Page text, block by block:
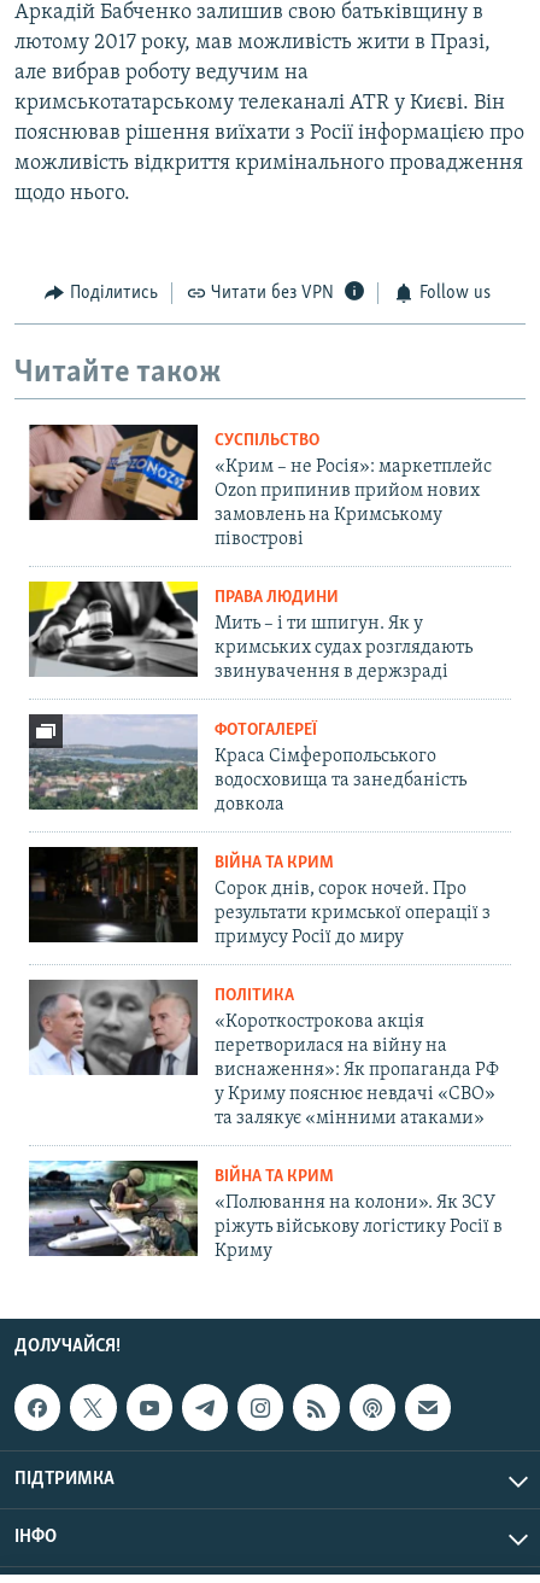
Аркадій Бабченко залишив свою батьківщину в
лютому 2017 року, мав можливість жити в Празі,
але вибрав роботу ведучим на
кримськотатарському телеканалі ATR у Києві. Він
пояснював рішення виїхати з Росії інформацією про
можливість відкриття кримінального провадження
щодо нього.
Поділитись Читати без VPN Follow us
Читайте також
СУСПІЛЬСТВО
«Крим – не Росія»: маркетплейс
Ozon припинив прийом нових
замовлень на Кримському
півострові
ПРАВА ЛЮДИНИ
Мить – і ти шпигун. Як у
кримських судах розглядають
звинувачення в держзраді
ФОТОГАЛЕРЕЇ
Краса Сімферопольського
водосховища та занедбаність
довкола
ВІЙНА ТА КРИМ
Сорок днів, сорок ночей. Про
результати кримської операції з
примусу Росії до миру
ПОЛІТИКА
«Короткострокова акція
перетворилася на війну на
виснаження»: Як пропаганда РФ
у Криму пояснює невдачі «СВО»
та залякує «мінними атаками»
ВІЙНА ТА КРИМ
«Полювання на колони». Як ЗСУ
ріжуть військову логістику Росії в
Криму
ДОЛУЧАЙСЯ!
ПІДТРИМКА
ІНФО